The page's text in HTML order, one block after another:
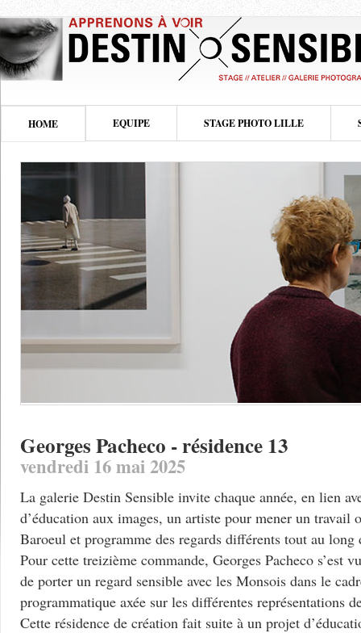
HOME EQUIPE STAGE PHOTO LILLE
Georges Pacheco - résidence 13
vendredi 16 mai 2025
La galerie Destin Sensible invite chaque année, en lien
d’éducation aux images, un artiste pour mener un travail
Baroeul et programme des regards différents tout au long
Pour cette treizième commande, Georges Pacheco s’est
de porter un regard sensible avec les Monsois dans le
programmatique axée sur les différentes représentations
Cette résidence de création fait suite à un projet